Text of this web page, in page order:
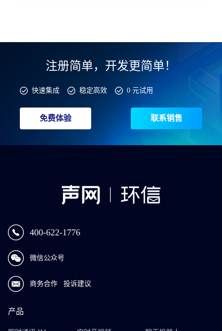
注册简单，开发更简单！
快速集成 稳定高效 0 元试用
免费体验 联系销售
400-622-1776
微信公众号
商务合作 投诉建议
产品